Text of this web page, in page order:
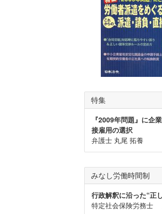
特集
『2009年問題』に企
接雇用の選択
弁護士 丸尾 拓養
みなし労働時間制
行政解釈に沿った“正
特定社会保険労務